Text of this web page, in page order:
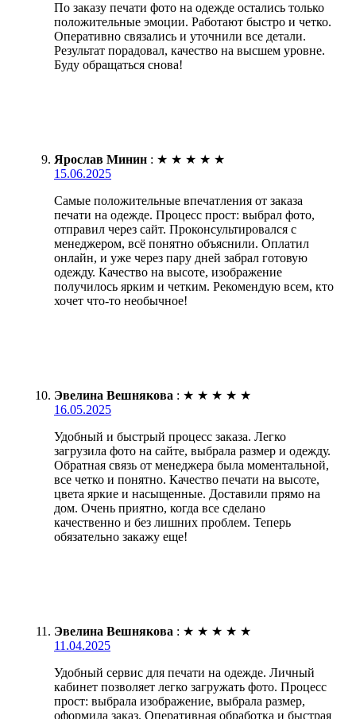
По заказу печати фото на одежде остались только
положительные эмоции. Работают быстро и четко.
Оперативно связались и уточнили все детали.
Результат порадовал, качество на высшем уровне.
Буду обращаться снова!
Ярослав Минин : ★ ★ ★ ★ ★
15.06.2025
Самые положительные впечатления от заказа
печати на одежде. Процесс прост: выбрал фото,
отправил через сайт. Проконсультировался с
менеджером, всё понятно объяснили. Оплатил
онлайн, и уже через пару дней забрал готовую
одежду. Качество на высоте, изображение
получилось ярким и четким. Рекомендую всем, кто
хочет что-то необычное!
Эвелина Вешнякова : ★ ★ ★ ★ ★
16.05.2025
Удобный и быстрый процесс заказа. Легко
загрузила фото на сайте, выбрала размер и одежду.
Обратная связь от менеджера была моментальной,
все четко и понятно. Качество печати на высоте,
цвета яркие и насыщенные. Доставили прямо на
дом. Очень приятно, когда все сделано
качественно и без лишних проблем. Теперь
обязательно закажу еще!
Эвелина Вешнякова : ★ ★ ★ ★ ★
11.04.2025
Удобный сервис для печати на одежде. Личный
кабинет позволяет легко загружать фото. Процесс
прост: выбрала изображение, выбрала размер,
оформила заказ. Оперативная обработка и быстрая